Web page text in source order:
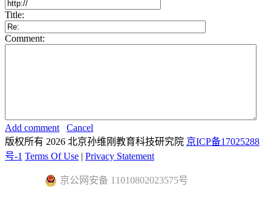
Title:
Comment:
Add comment
Cancel
版权所有 2026 北京孙维刚教育科技研究院 京ICP备17025288
号-1 Terms Of Use | Privacy Statement
京公网安备 11010802023575号